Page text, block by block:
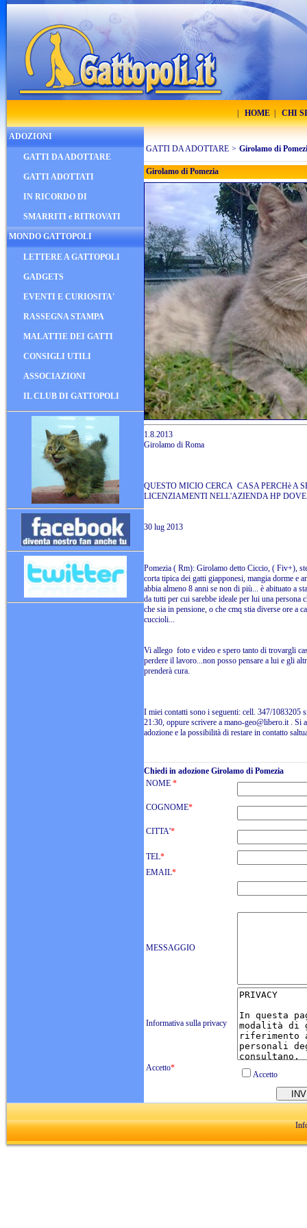
HOME CHI
ADOZIONI
GATTI DA ADOTTARE
GATTI ADOTTATI
IN RICORDO DI
SMARRITI e RITROVATI
MONDO GATTOPOLI
LETTERE A GATTOPOLI
GADGETS
EVENTI E CURIOSITA'
RASSEGNA STAMPA
MALATTIE DEI GATTI
CONSIGLI UTILI
ASSOCIAZIONI
IL CLUB DI GATTOPOLI
GATTI DA ADOTTARE > Girolamo di
Girolamo di Pomezia
1.8.2013
Girolamo di Roma
QUESTO MICIO CERCA CASA PERCHè A
LICENZIAMENTI NELL'AZIENDA HP
30 lug 2013
Pomezia ( Rm): Girolamo detto Ciccio, ( Fiv+),
corta tipica dei gatti giapponesi, mangia dorme e
abbia almeno 8 anni se non di più... è abituato a
da tutti per cui sarebbe ideale per lui una
che sia in pensione, o che cmq stia diverse ore a
cuccioli...
Vi allego foto e video e spero tanto di trovargli
perdere il lavoro...non posso pensare a lui e gli
prenderà cura.
I miei contatti sono i seguenti: cell. 347/1083205
21:30, oppure scrivere a mano-geo@libero.it .
adozione e la possibilità di restare in contatto
Chiedi in adozione Girolamo di Pomezia
NOME *
COGNOME*
CITTA'*
TEL*
EMAIL*
MESSAGGIO
Informativa sulla privacy
Accetto*
Accetto